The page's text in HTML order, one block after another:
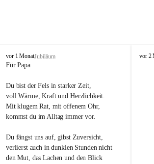
O
s
i
vor 1 MonatJubiläum
Für Papa
Du bist der Fels in starker Zeit,
voll Wärme, Kraft und Herzlichkeit.
Mit klugem Rat, mit offenem Ohr,
kommst du im Alltag immer vor.
Du fängst uns auf, gibst Zuversicht,
verlierst auch in dunklen Stunden nicht
den Mut, das Lachen und den Blick
O
vor 2